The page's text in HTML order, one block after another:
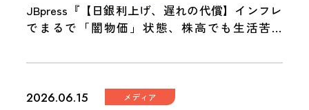
JBpress『【日銀利上げ、遅れの代償】インフレ
でまるで「闇物価」状態、株高でも生活苦…
2026.06.15 メディア